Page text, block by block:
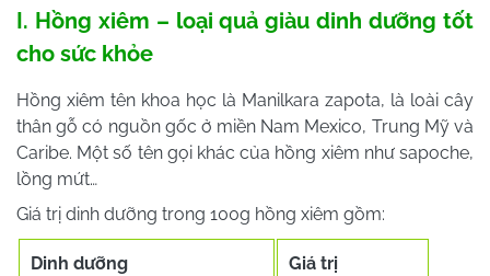
I. Hồng xiêm – loại quả giàu dinh dưỡng tốt
cho sức khỏe
Hồng xiêm tên khoa học là Manilkara zapota, là loài cây
thân gỗ có nguồn gốc ở miền Nam Mexico, Trung Mỹ và
Caribe. Một số tên gọi khác của hồng xiêm như sapoche,
lồng mứt…
Giá trị dinh dưỡng trong 100g hồng xiêm gồm:
Dinh dưỡng Giá trị